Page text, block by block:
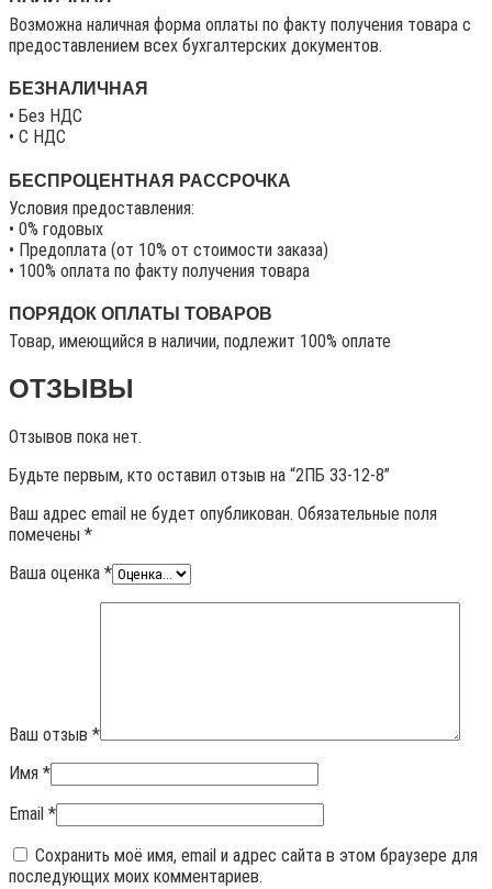
Возможна наличная форма оплаты по факту получения товара с
предоставлением всех бухгалтерских документов.
БЕЗНАЛИЧНАЯ
• Без НДС
• C НДС
БЕСПРОЦЕНТНАЯ РАССРОЧКА
Условия предоставления:
• 0% годовых
• Предоплата (от 10% от стоимости заказа)
• 100% оплата по факту получения товара
ПОРЯДОК ОПЛАТЫ ТОВАРОВ
Товар, имеющийся в наличии, подлежит 100% оплате
ОТЗЫВЫ
Отзывов пока нет.
Будьте первым, кто оставил отзыв на “2ПБ 33-12-8”
Ваш адрес email не будет опубликован. Обязательные поля
помечены *
Ваша оценка *
Ваш отзыв *
Имя *
Email *
Сохранить моё имя, email и адрес сайта в этом браузере для
последующих моих комментариев.